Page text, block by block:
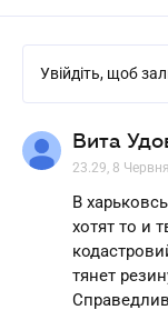
Увійдіть, щоб
Вита
23.29, 8
В
хотят то и
тянет